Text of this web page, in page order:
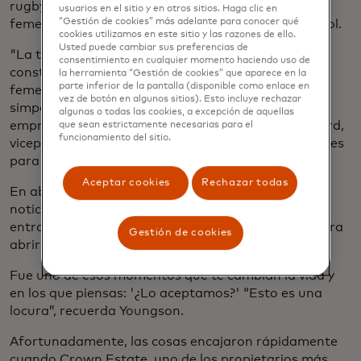
rugby Ilona Maher hasta la expansión de las ligas
femeninas a nivel mundial en cricket, rugby y voleibol.
"La tienda es más que vender equipos: se trata de
construir una comunidad en torno al deporte
femenino, defender el entusiasmo de los atletas y
simpatizantes y crear oportunidades para los
empresarios", dice Charlie Carrington de Mastercard,
vicepresidente senior de Marketing y Comunicaciones
para el Reino Unido e Irlanda.
En abril, el equipo de Youngson recibió la buena
noticia de que ganaron, superando a más de 1,000
entradas. La mala noticia: tenían ocho semanas para
abrir una tienda y ni siquiera tenían un espacio.
Fue uno de esos momentos que te cambian la vida y
en los que piensas: '¿Lo aceptamos?' “Esto es una
locura”, recuerda Youngson.
Afortunadamente, las cosas encajaron rápidamente
usuarios en el sitio y en otros sitios. Haga clic en
“Gestión de cookies” más adelante para conocer qué
cookies utilizamos en este sitio y las razones de ello.
Usted puede cambiar sus preferencias de
consentimiento en cualquier momento haciendo uso de
la herramienta “Gestión de cookies” que aparece en la
parte inferior de la pantalla (disponible como enlace en
vez de botón en algunos sitios). Esto incluye rechazar
algunas o todas las cookies, a excepción de aquellas
que sean estrictamente necesarias para el
funcionamiento del sitio.
Aceptar cookies Rechazar todas
Gestión de cookies